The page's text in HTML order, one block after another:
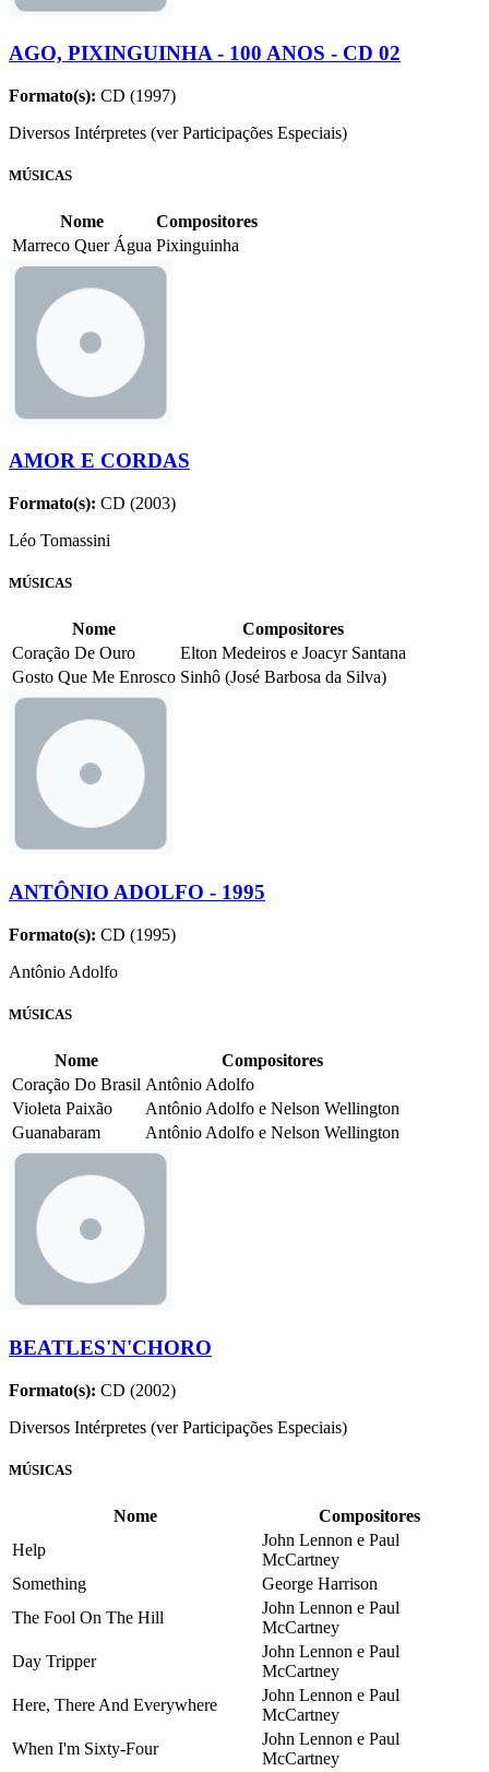
AGO, PIXINGUINHA - 100 ANOS - CD 02
Formato(s): CD (1997)
Diversos Intérpretes (ver Participações Especiais)
MÚSICAS
Nome
Compositores
Marreco Quer Água Pixinguinha
AMOR E CORDAS
Formato(s): CD (2003)
Léo Tomassini
MÚSICAS
Nome
Compositores
Coração De Ouro
Elton Medeiros e Joacyr Santana
Gosto Que Me Enrosco Sinhô (José Barbosa da Silva)
ANTÔNIO ADOLFO - 1995
Formato(s): CD (1995)
Antônio Adolfo
MÚSICAS
Nome
Compositores
Coração Do Brasil Antônio Adolfo
Violeta Paixão
Antônio Adolfo e Nelson Wellington
Guanabaram
Antônio Adolfo e Nelson Wellington
BEATLES'N'CHORO
Formato(s): CD (2002)
Diversos Intérpretes (ver Participações Especiais)
MÚSICAS
Nome
Compositores
Help
John Lennon e Paul
McCartney
Something
George Harrison
The Fool On The Hill
John Lennon e Paul
McCartney
Day Tripper
John Lennon e Paul
McCartney
Here, There And Everywhere
John Lennon e Paul
McCartney
When I'm Sixty-Four
John Lennon e Paul
McCartney